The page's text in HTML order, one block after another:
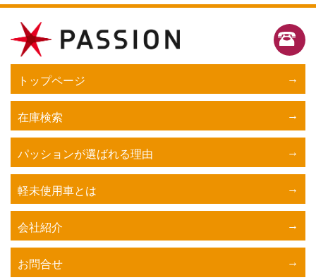
トップページ
在庫検索
パッションが選ばれる理由
軽未使用車とは
会社紹介
お問合せ